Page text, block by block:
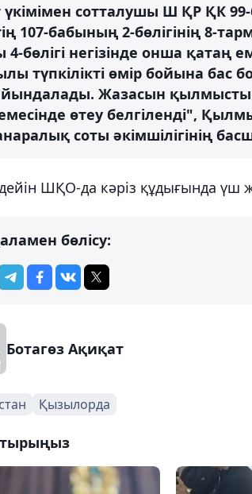
үкімімен сотталушы Ш ҚР ҚК
107-бабының 2-бөлігінің 8-
4-бөлігі негізінде онша қатаң
түпкілікті өмір бойына бас
Жазасын қылмыстық
өтеу белгіленді",
соты әкімшілігінің
ШҚО-да кәріз құдығында
бөлісу:
Ботагөз Ақиқат
Қызылорда